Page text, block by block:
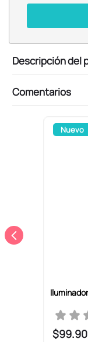
Descripción del
Comentarios
Nuevo
$99.90